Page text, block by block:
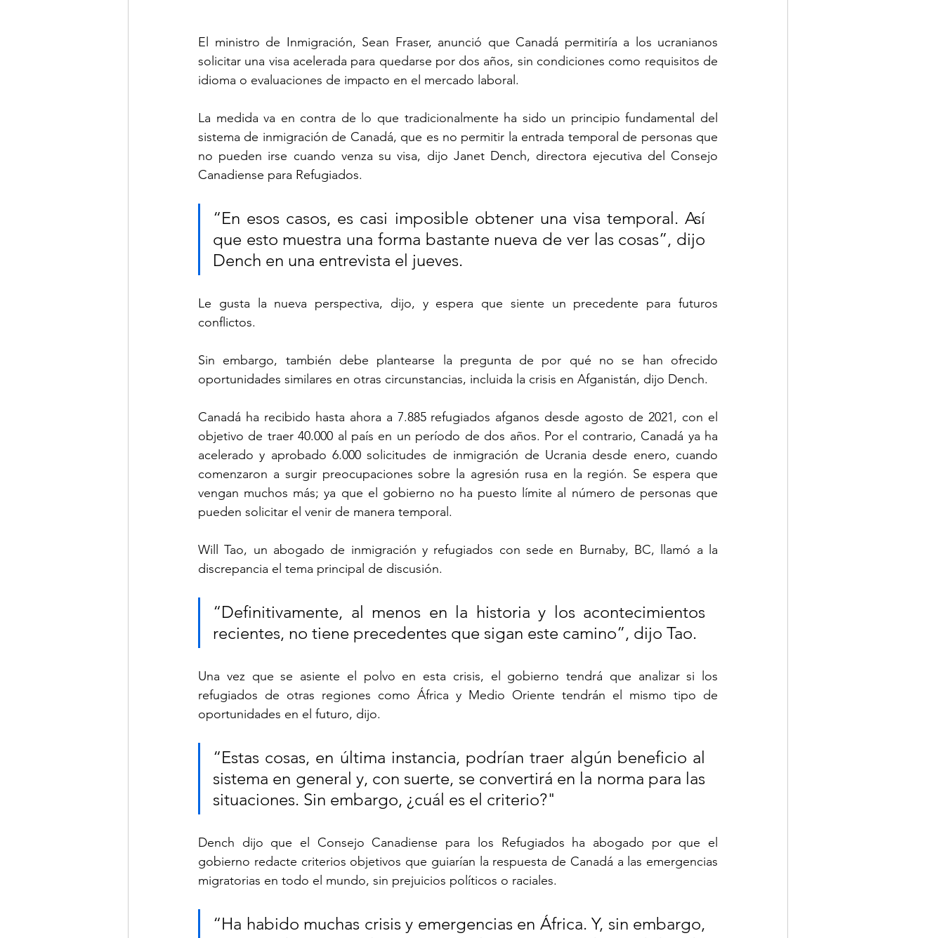
El ministro de Inmigración, Sean Fraser, anunció que Canadá permitiría a los ucranianos
solicitar una visa acelerada para quedarse por dos años, sin condiciones como requisitos de
idioma o evaluaciones de impacto en el mercado laboral.
La medida va en contra de lo que tradicionalmente ha sido un principio fundamental del
sistema de inmigración de Canadá, que es no permitir la entrada temporal de personas que
no pueden irse cuando venza su visa, dijo Janet Dench, directora ejecutiva del Consejo
Canadiense para Refugiados.
“En esos casos, es casi imposible obtener una visa temporal. Así
que esto muestra una forma bastante nueva de ver las cosas”, dijo
Dench en una entrevista el jueves.
Le gusta la nueva perspectiva, dijo, y espera que siente un precedente para futuros
conflictos.
Sin embargo, también debe plantearse la pregunta de por qué no se han ofrecido
oportunidades similares en otras circunstancias, incluida la crisis en Afganistán, dijo Dench.
Canadá ha recibido hasta ahora a 7.885 refugiados afganos desde agosto de 2021, con el
objetivo de traer 40.000 al país en un período de dos años. Por el contrario, Canadá ya ha
acelerado y aprobado 6.000 solicitudes de inmigración de Ucrania desde enero, cuando
comenzaron a surgir preocupaciones sobre la agresión rusa en la región. Se espera que
vengan muchos más; ya que el gobierno no ha puesto límite al número de personas que
pueden solicitar el venir de manera temporal.
Will Tao, un abogado de inmigración y refugiados con sede en Burnaby, BC, llamó a la
discrepancia el tema principal de discusión.
“Definitivamente, al menos en la historia y los acontecimientos
recientes, no tiene precedentes que sigan este camino”, dijo Tao.
Una vez que se asiente el polvo en esta crisis, el gobierno tendrá que analizar si los
refugiados de otras regiones como África y Medio Oriente tendrán el mismo tipo de
oportunidades en el futuro, dijo.
“Estas cosas, en última instancia, podrían traer algún beneficio al
sistema en general y, con suerte, se convertirá en la norma para las
situaciones. Sin embargo, ¿cuál es el criterio?"
Dench dijo que el Consejo Canadiense para los Refugiados ha abogado por que el
gobierno redacte criterios objetivos que guiarían la respuesta de Canadá a las emergencias
migratorias en todo el mundo, sin prejuicios políticos o raciales.
“Ha habido muchas crisis y emergencias en África. Y, sin embargo,